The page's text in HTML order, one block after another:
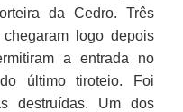
da Cedro. Três
chegaram logo depois
a entrada no
último tiroteio. Foi
destruídas. Um dos